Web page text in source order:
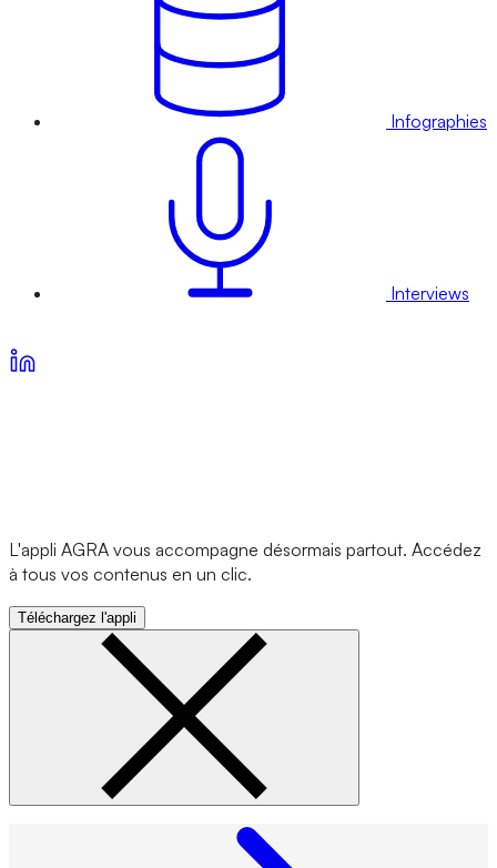
Infographies
Interviews
L'appli AGRA vous accompagne désormais partout. Accédez
à tous vos contenus en un clic.
Téléchargez l'appli